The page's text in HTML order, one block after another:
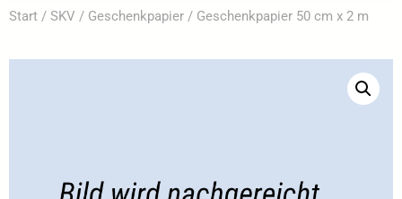
Start / SKV / Geschenkpapier / Geschenkpapier 50 cm x 2 m